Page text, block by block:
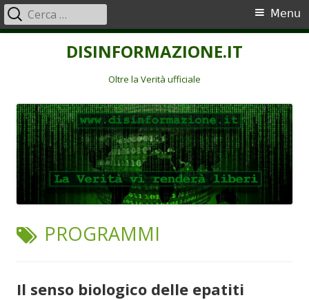
DISINFORMAZIONE.IT
Oltre la Verità ufficiale
Menu
principale
Menu
Ricerca
per:
TAG:
PROGRAMMI
Il senso biologico delle epatiti